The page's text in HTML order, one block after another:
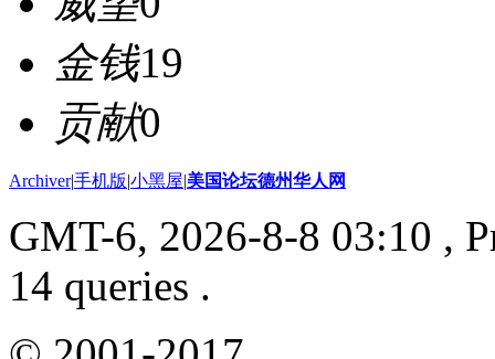
金钱19
贡献0
Archiver|手机版|小黑屋|美国论坛德州华人网
GMT-6, 2026-8-8 03:10 ,
14 queries .